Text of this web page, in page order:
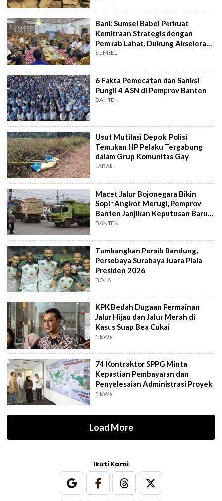
Bank Sumsel Babel Perkuat
Kemitraan Strategis dengan
Pemkab Lahat, Dukung Akselerasi
Ekonomi Daerah
SUMSEL
6 Fakta Pemecatan dan Sanksi
Pungli 4 ASN di Pemprov Banten
BANTEN
Usut Mutilasi Depok, Polisi
Temukan HP Pelaku Tergabung
dalam Grup Komunitas Gay
JABAR
Macet Jalur Bojonegara Bikin
Sopir Angkot Merugi, Pemprov
Banten Janjikan Keputusan Baru 4
Hari Lagi
BANTEN
Tumbangkan Persib Bandung,
Persebaya Surabaya Juara Piala
Presiden 2026
BOLA
KPK Bedah Dugaan Permainan
Jalur Hijau dan Jalur Merah di
Kasus Suap Bea Cukai
NEWS
74 Kontraktor SPPG Minta
Kepastian Pembayaran dan
Penyelesaian Administrasi Proyek
NEWS
Load More
Ikuti Kami